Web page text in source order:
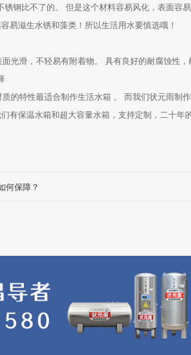
钢比不了的。 但是这个材料容易风化，表面容
易滋生水锈和藻类！所以生活用水要慎选哦！
光滑，不轻易有附着物。 具有良好的耐腐蚀性
的特性最适合制作生活水箱 。 而我们状元雨制
有保温水箱和超大容量水箱，支持定制，二十
何保障？